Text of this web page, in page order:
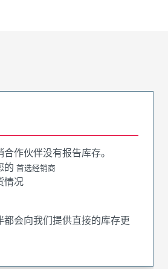
作伙伴没有报告库存。
的 首选经销商
情况
都会向我们提供直接的库存更